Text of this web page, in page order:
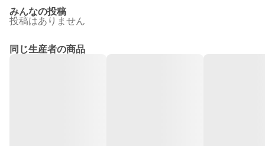
みんなの投稿
投稿はありません
同じ生産者の商品